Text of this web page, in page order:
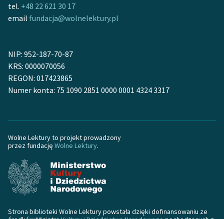
Kolekcje edukacyjne
lektur szkolnych oraz
Starego Testamentu
Odkurzamy bohaterów
Lektur
O nas
Kontakt
O projekcie
tel. +48 22 621 30 17
email fundacja@wolnelektury.pl
NIP: 952-187-70-87
KRS: 0000070056
REGON: 017423865
Numer konta: 75 1090 2851 0000 0001 4324 3317
Wolne Lektury to projekt prowadzony
przez fundację Wolne Lektury.
Strona biblioteki Wolne Lektury powstała dzięki dofinansowaniu ze